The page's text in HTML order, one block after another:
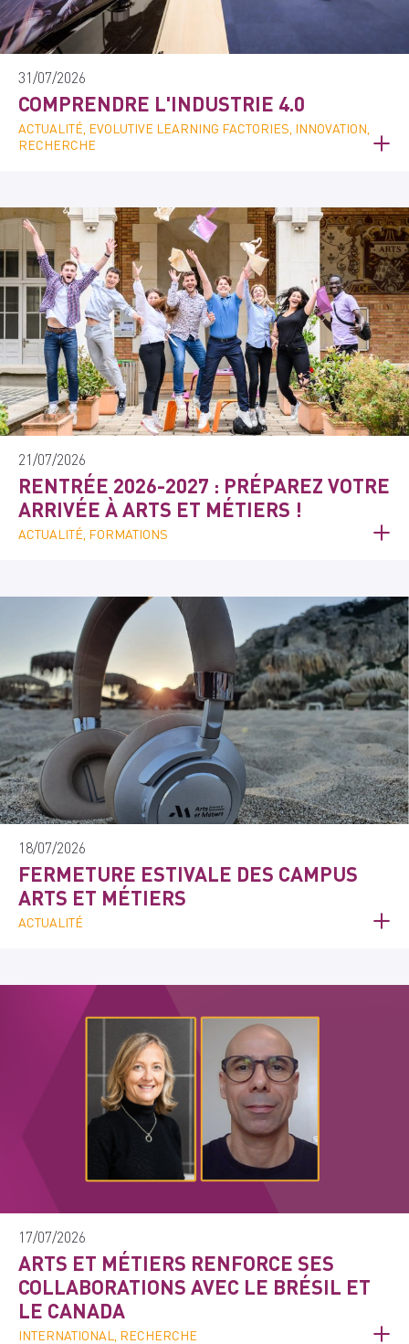
31/07/2026
COMPRENDRE L'INDUSTRIE 4.0
ACTUALITÉ, EVOLUTIVE LEARNING FACTORIES, INNOVATION,
RECHERCHE
21/07/2026
RENTRÉE 2026-2027 : PRÉPAREZ VOTRE
ARRIVÉE À ARTS ET MÉTIERS !
ACTUALITÉ, FORMATIONS
18/07/2026
FERMETURE ESTIVALE DES CAMPUS
ARTS ET MÉTIERS
ACTUALITÉ
17/07/2026
ARTS ET MÉTIERS RENFORCE SES
COLLABORATIONS AVEC LE BRÉSIL ET
LE CANADA
INTERNATIONAL, RECHERCHE